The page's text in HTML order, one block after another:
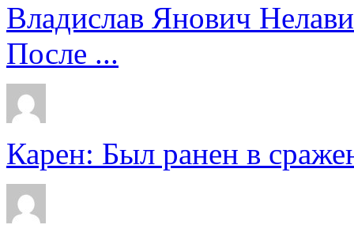
Владислав Янович
После ...
Карен: Был ранен в